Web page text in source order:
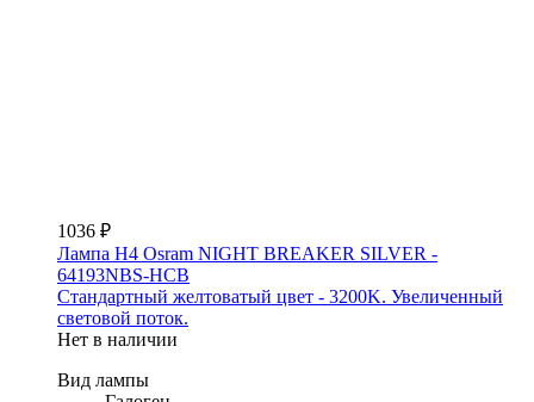
1036 ₽
Лампа H4 Osram NIGHT BREAKER SILVER -
64193NBS-HCB
Стандартный желтоватый цвет - 3200K. Увеличенный
световой поток.
Нет в наличии
Вид лампы